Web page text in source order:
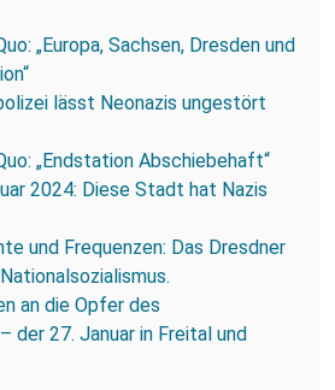
„Europa, Sachsen, Dresden und
lässt Neonazis ungestört
„Endstation Abschiebehaft“
2024: Diese Stadt hat Nazis
und Frequenzen: Das Dresdner
an die Opfer des
der 27. Januar in Freital und